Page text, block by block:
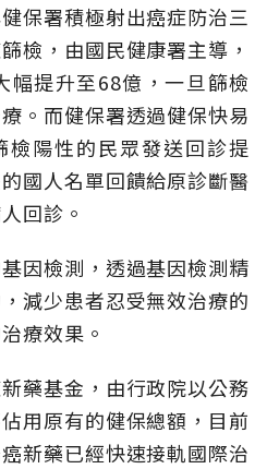
保署積極射出癌症防治三
檢，由國民健康署主導，
幅提升至68億，一旦篩檢
。而健保署透過健保快易
陽性的民眾發送回診提
國人名單回饋給原診斷醫
回診。
因檢測，透過基因檢測精
減少患者忍受無效治療的
療效果。
藥基金，由行政院以公務
用原有的健保總額，目前
新藥已經快速接軌國際治